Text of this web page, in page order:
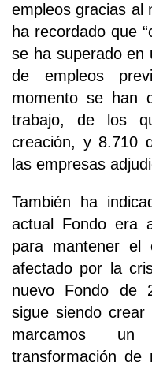
empleos gracias al
ha recordado que
se ha superado en
de empleos
momento se han
trabajo, de los
creación, y 8.710
las empresas
También ha
actual Fondo era
para mantener el
afectado por la
nuevo Fondo de
sigue siendo
marcamos
transformación de